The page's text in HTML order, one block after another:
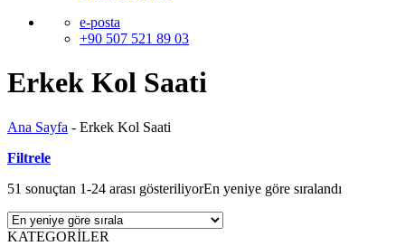
e-posta
+90 507 521 89 03
Erkek Kol Saati
Ana Sayfa - Erkek Kol Saati
Filtrele
51 sonuçtan 1-24 arası gösteriliyorEn yeniye göre sıralandı
KATEGORİLER